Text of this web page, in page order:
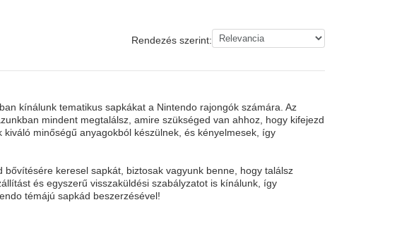
Rendezés szerint:
kínálunk tematikus sapkákat a Nintendo rajongók számára. Az
mindent megtalálsz, amire szükséged van ahhoz, hogy kifejezd
minőségű anyagokból készülnek, és kényelmesek, így
keresel sapkát, biztosak vagyunk benne, hogy találsz
és egyszerű visszaküldési szabályzatot is kínálunk, így
témájú sapkád beszerzésével!